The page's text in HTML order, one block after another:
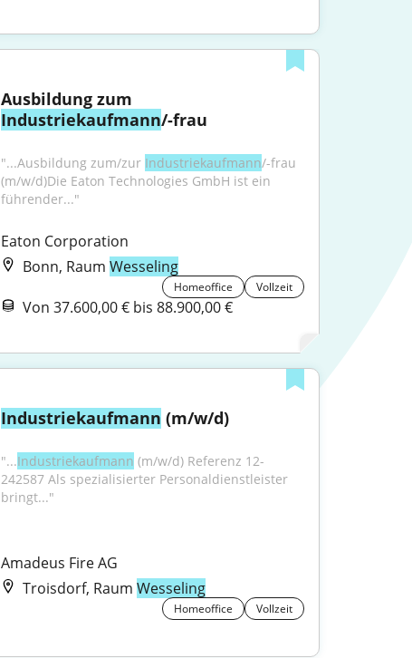
Industriekaufmann/-frau
"...Ausbildung zum/zur Industriekaufmann/-frau
(m/w/d)Die Eaton Technologies GmbH ist ein
führender..."
Eaton Corporation
Bonn, Raum Wesseling
Homeoffice Vollzeit
Von 37.600,00 € bis 88.900,00 €
Industriekaufmann (m/w/d)
"...Industriekaufmann (m/w/d) Referenz 12-
242587 Als spezialisierter Personaldienstleister
bringt..."
Amadeus Fire AG
Troisdorf, Raum Wesseling
Homeoffice Vollzeit